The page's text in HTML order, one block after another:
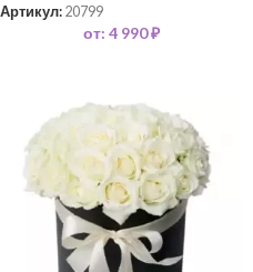
Артикул: 20799
от: 4 990₽